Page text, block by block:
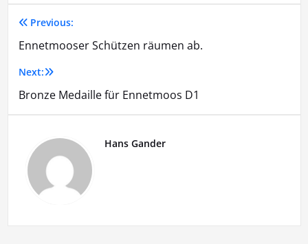
Beitragsnavigation
Previous:
Ennetmooser Schützen räumen ab.
Next:
Bronze Medaille für Ennetmoos D1
Hans Gander